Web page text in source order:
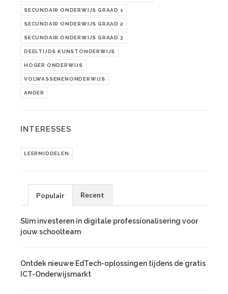
SECUNDAIR ONDERWIJS GRAAD 1
SECUNDAIR ONDERWIJS GRAAD 2
SECUNDAIR ONDERWIJS GRAAD 3
DEELTIJDS KUNSTONDERWIJS
HOGER ONDERWIJS
VOLWASSENENONDERWIJS
ANDER
INTERESSES
LEERMIDDELEN
Populair Recent
Slim investeren in digitale professionalisering voor
jouw schoolteam
Ontdek nieuwe EdTech-oplossingen tijdens de gratis
ICT-Onderwijsmarkt